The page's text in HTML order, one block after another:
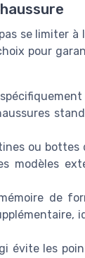
se limiter à
pour
ou bottes
modèles
de
évite les